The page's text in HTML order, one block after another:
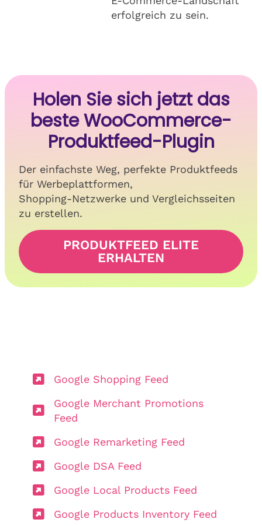
erfolgreich zu sein.
Holen Sie sich jetzt das
beste WooCommerce-
Produktfeed-Plugin
Der einfachste Weg, perfekte Produktfeeds
für Werbeplattformen,
Shopping-Netzwerke und Vergleichsseiten
zu erstellen.
PRODUKTFEED ELITE
ERHALTEN
Google Shopping Feed
Google Merchant Promotions
Feed
Google Remarketing Feed
Google DSA Feed
Google Local Products Feed
Google Products Inventory Feed